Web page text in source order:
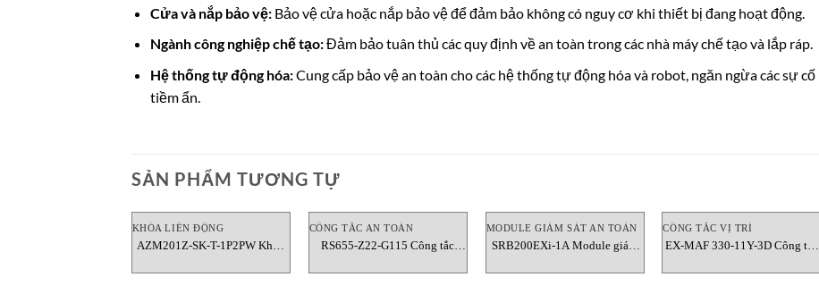
Cửa và nắp bảo vệ:Bảo vệ cửa hoặc nắp bảo vệ để đảm bảo không có nguy cơ khi thiết bị đang hoạt động.
Ngành công nghiệp chế tạo:Đảm bảo tuân thủ các quy định về an toàn trong các nhà máy chế tạo và lắp ráp.
Hệ thống tự động hóa:Cung cấp bảo vệ an toàn cho các hệ thống tự động hóa và robot, ngăn ngừa các sự cố
tiềm ẩn.
SẢN PHẨM TƯƠNG TỰ
KHÓA LIÊN ĐỘNG
AZM201Z-SK-T-1P2PW Khóa
CÔNG TẮC AN TOÀN
RS655-Z22-G115 Công tắc
Schmersal
MODULE GIÁM SÁT AN TOÀN
SRB200EXi-1A Module giám
CÔNG TẮC VỊ TRÍ
EX-MAF 330-11Y-3D Công tắc